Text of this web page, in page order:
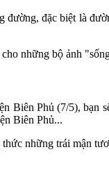
đặc biệt là
những bộ ảnh
Phủ (7/5), bạn
Biên Phủ...
những trái mận